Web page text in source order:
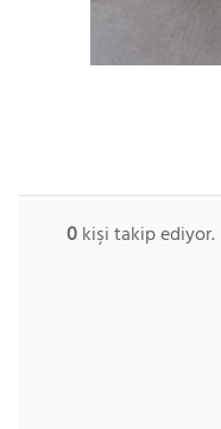
0kişi takip ediyor.